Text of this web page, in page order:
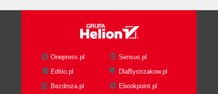
Onepress.pl
Sensus.pl
Editio.pl
DlaBystrzakow.pl
Bezdroza.pl
Ebookpoint.pl